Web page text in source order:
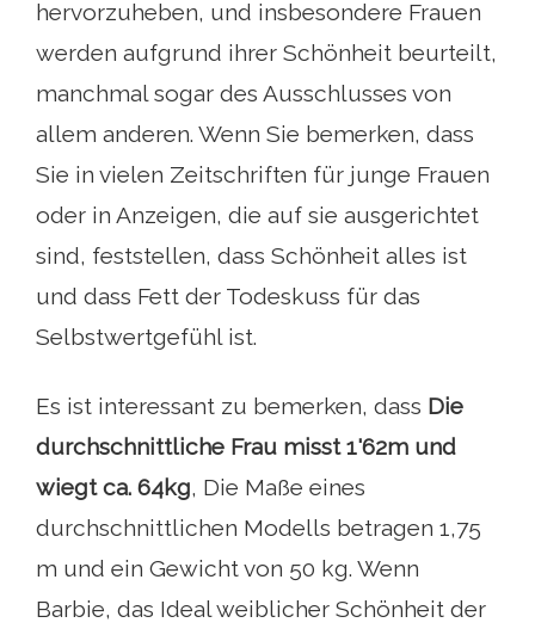
hervorzuheben, und insbesondere Frauen
werden aufgrund ihrer Schönheit beurteilt,
manchmal sogar des Ausschlusses von
allem anderen. Wenn Sie bemerken, dass
Sie in vielen Zeitschriften für junge Frauen
oder in Anzeigen, die auf sie ausgerichtet
sind, feststellen, dass Schönheit alles ist
und dass Fett der Todeskuss für das
Selbstwertgefühl ist.
Es ist interessant zu bemerken, dass Die
durchschnittliche Frau misst 1'62m und
wiegt ca. 64kg, Die Maße eines
durchschnittlichen Modells betragen 1,75
m und ein Gewicht von 50 kg. Wenn
Barbie, das Ideal weiblicher Schönheit der